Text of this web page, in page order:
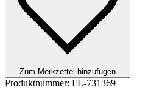
Zum Merkzettel hinzufügen
Produktnummer: FL-731369